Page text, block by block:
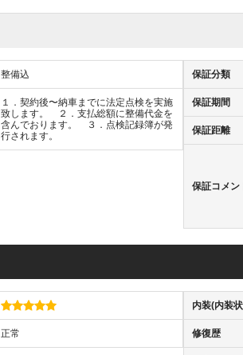
整備込
１．契約後〜納車までに法定点検を実施
致します。 ２．支払総額に整備代金を
含んでおります。 ３．点検記録簿が発
行されます。
保証分類
保証期間
保証距離
保証コメン
正常
内装(内装
修復歴